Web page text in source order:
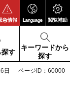
急情報 Language 閲覧補助
探す
キーワードから
探す
日 ページID：60000